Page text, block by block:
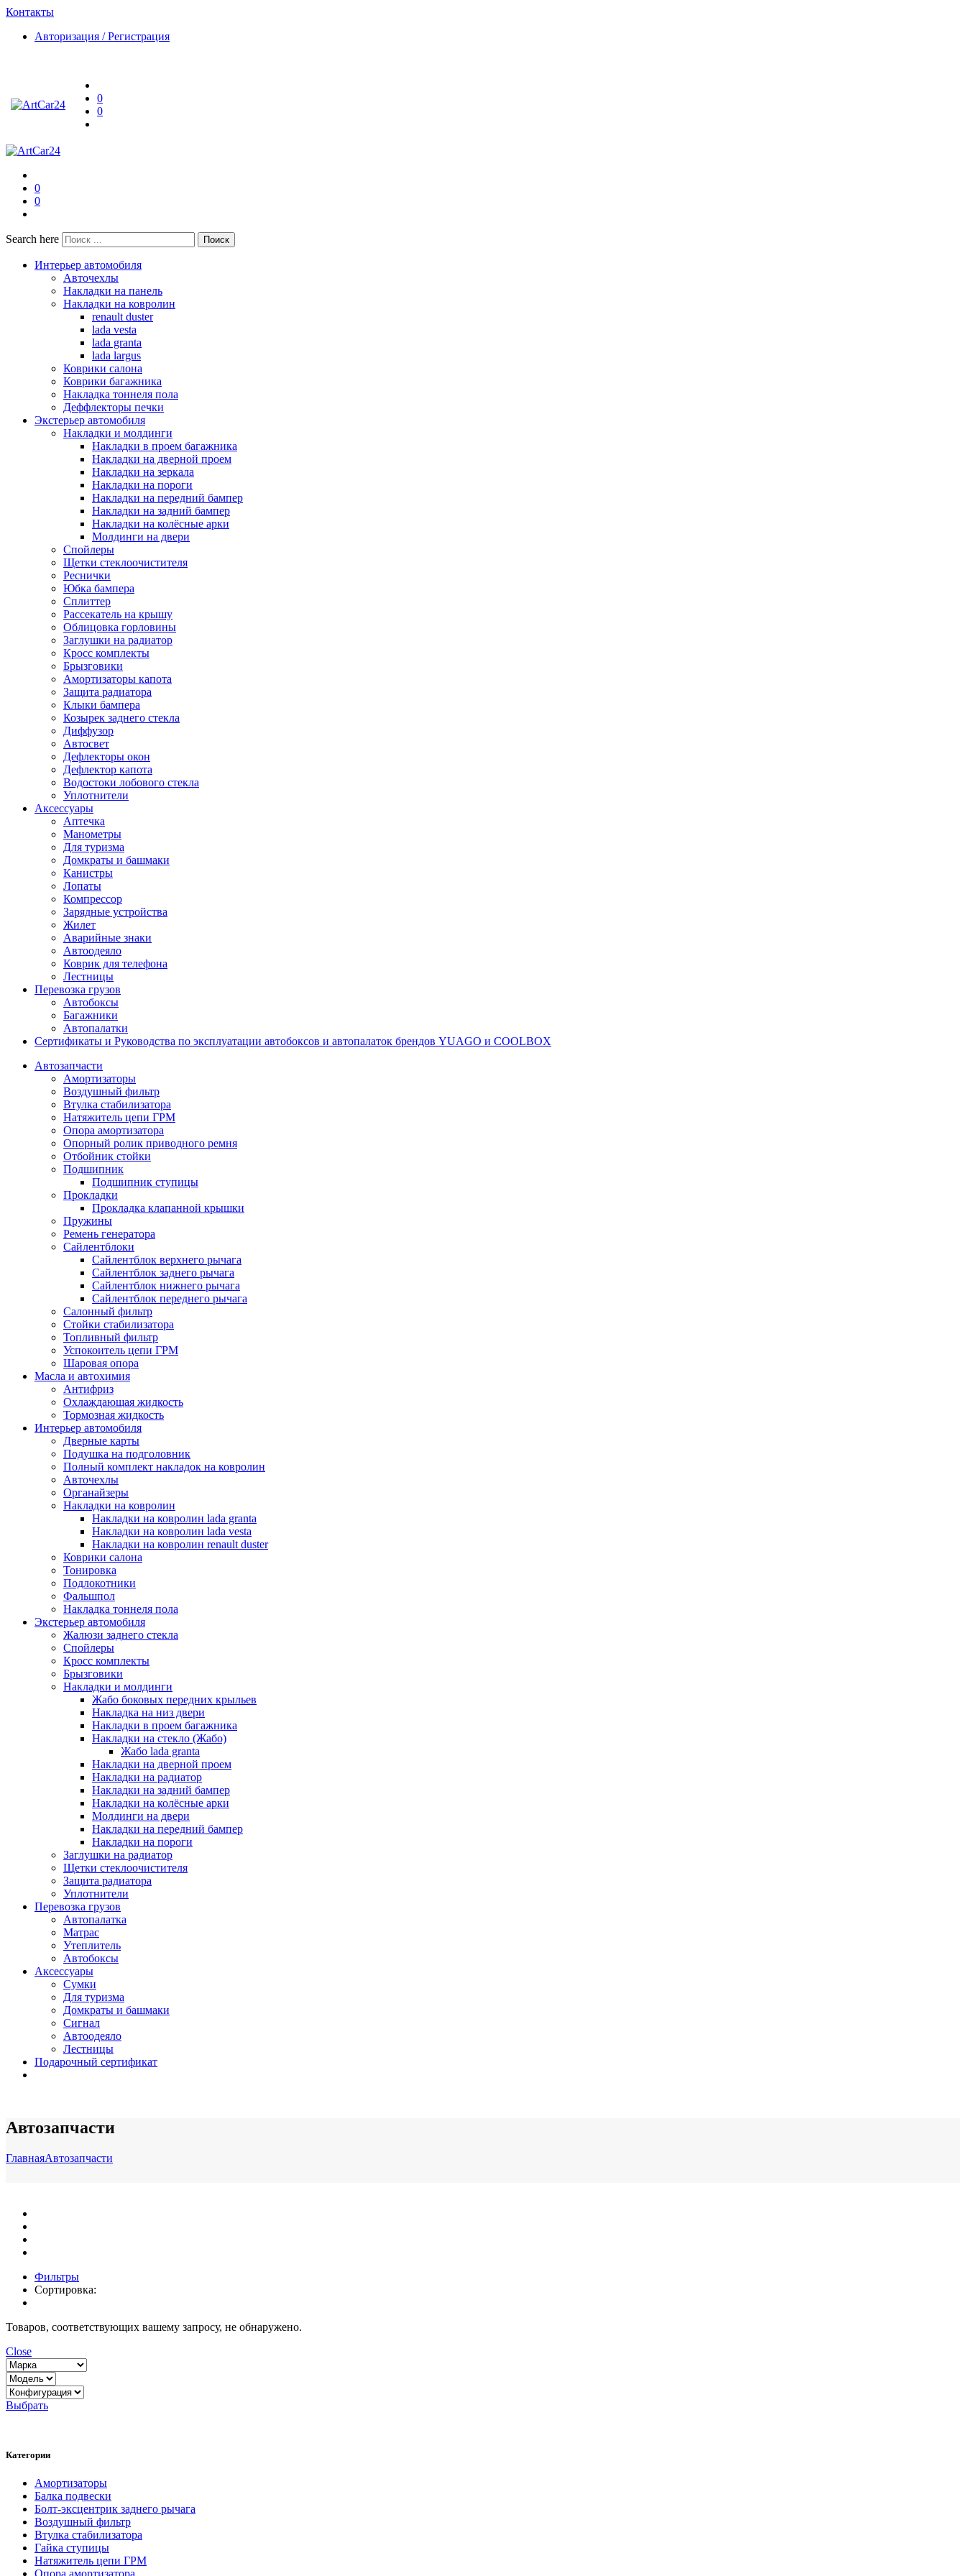
Контакты
Авторизация / Регистрация
0
0
0
0
Search here Поиск
Интерьер автомобиля
Авточехлы
Накладки на панель
Накладки на ковролин
renault duster
lada vesta
lada granta
lada largus
Коврики салона
Коврики багажника
Накладка тоннеля пола
Деффлекторы печки
Экстерьер автомобиля
Накладки и молдинги
Накладки в проем багажника
Накладки на дверной проем
Накладки на зеркала
Накладки на пороги
Накладки на передний бампер
Накладки на задний бампер
Накладки на колёсные арки
Молдинги на двери
Спойлеры
Щетки стеклоочистителя
Реснички
Юбка бампера
Сплиттер
Рассекатель на крышу
Облицовка горловины
Заглушки на радиатор
Кросс комплекты
Брызговики
Амортизаторы капота
Защита радиатора
Клыки бампера
Козырек заднего стекла
Диффузор
Автосвет
Дефлекторы окон
Дефлектор капота
Водостоки лобового стекла
Уплотнители
Аксессуары
Аптечка
Манометры
Для туризма
Домкраты и башмаки
Канистры
Лопаты
Компрессор
Зарядные устройства
Жилет
Аварийные знаки
Автоодеяло
Коврик для телефона
Лестницы
Перевозка грузов
Автобоксы
Багажники
Автопалатки
Сертификаты и Руководства по эксплуатации автобоксов и автопалаток брендов YUAGO и COOLBOX
Автозапчасти
Амортизаторы
Воздушный фильтр
Втулка стабилизатора
Натяжитель цепи ГРМ
Опора амортизатора
Опорный ролик приводного ремня
Отбойник стойки
Подшипник
Подшипник ступицы
Прокладки
Прокладка клапанной крышки
Пружины
Ремень генератора
Сайлентблоки
Сайлентблок верхнего рычага
Сайлентблок заднего рычага
Сайлентблок нижнего рычага
Сайлентблок переднего рычага
Салонный фильтр
Стойки стабилизатора
Топливный фильтр
Успокоитель цепи ГРМ
Шаровая опора
Масла и автохимия
Антифриз
Охлаждающая жидкость
Тормозная жидкость
Интерьер автомобиля
Дверные карты
Подушка на подголовник
Полный комплект накладок на ковролин
Авточехлы
Органайзеры
Накладки на ковролин
Накладки на ковролин lada granta
Накладки на ковролин lada vesta
Накладки на ковролин renault duster
Коврики салона
Тонировка
Подлокотники
Фальшпол
Накладка тоннеля пола
Экстерьер автомобиля
Жалюзи заднего стекла
Спойлеры
Кросс комплекты
Брызговики
Накладки и молдинги
Жабо боковых передних крыльев
Накладка на низ двери
Накладки в проем багажника
Накладки на стекло (Жабо)
Жабо lada granta
Накладки на дверной проем
Накладки на радиатор
Накладки на задний бампер
Накладки на колёсные арки
Молдинги на двери
Накладки на передний бампер
Накладки на пороги
Заглушки на радиатор
Щетки стеклоочистителя
Защита радиатора
Уплотнители
Перевозка грузов
Автопалатка
Матрас
Утеплитель
Автобоксы
Аксессуары
Сумки
Для туризма
Домкраты и башмаки
Сигнал
Автоодеяло
Лестницы
Подарочный сертификат
Автозапчасти
ГлавнаяАвтозапчасти
Фильтры
Сортировка:
Товаров, соответствующих вашему запросу, не обнаружено.
Close
Выбрать
Категории
Амортизаторы
Балка подвески
Болт-эксцентрик заднего рычага
Воздушный фильтр
Втулка стабилизатора
Гайка ступицы
Натяжитель цепи ГРМ